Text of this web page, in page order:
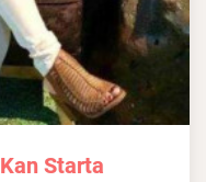
Starta